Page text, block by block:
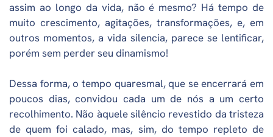
assim ao longo da vida, não é mesmo? Há tempo de
muito crescimento, agitações, transformações, e, em
outros momentos, a vida silencia, parece se lentificar,
porém sem perder seu dinamismo!
Dessa forma, o tempo quaresmal, que se encerrará em
poucos dias, convidou cada um de nós a um certo
recolhimento. Não àquele silêncio revestido da tristeza
de quem foi calado, mas, sim, do tempo repleto de